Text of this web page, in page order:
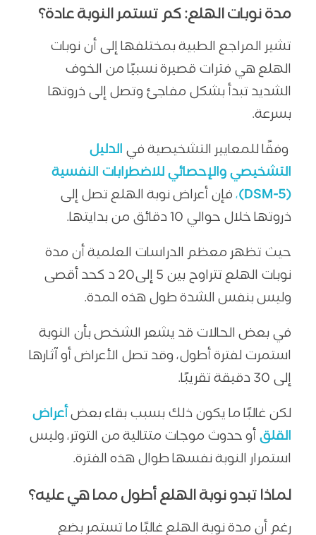
مدة نوبات الهلع: كم تستمر النوبة عادة؟
تشير المراجع الطبية بمختلفها إلى أن نوبات
الهلع هي فترات قصيرة نسبيًا من الخوف
الشديد تبدأ بشكل مفاجئ وتصل إلى ذروتها
بسرعة.
وفقًا للمعايير التشخيصية في
الدليل
التشخيصي والإحصائي للاضطرابات النفسية
(DSM-5)
، فإن أعراض نوبة الهلع تصل إلى
ذروتها خلال حوالي 10 دقائق من بدايتها.
حيث تظهر معظم الدراسات العلمية أن مدة
نوبات الهلع تتراوح بين 5 إلى20 د كحد أقصى
وليس بنفس الشدة طول هذه المدة.
في بعض الحالات قد يشعر الشخص بأن النوبة
استمرت لفترة أطول، وقد تصل الأعراض أو آثارها
إلى 30 دقيقة تقريبًا.
لكن غالبًا ما يكون ذلك بسبب بقاء بعض أعراض
القلق أو حدوث موجات متتالية من التوتر، وليس
استمرار النوبة نفسها طوال هذه الفترة.
لماذا تبدو نوبة الهلع أطول مما هي عليه؟
رغم أن مدة نوبة الهلع غالبًا ما تستمر بضع